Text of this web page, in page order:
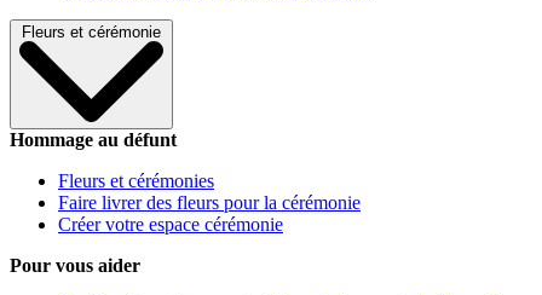
Fleurs et cérémonie
Hommage au défunt
Fleurs et cérémonies
Faire livrer des fleurs pour la cérémonie
Créer votre espace cérémonie
Pour vous aider